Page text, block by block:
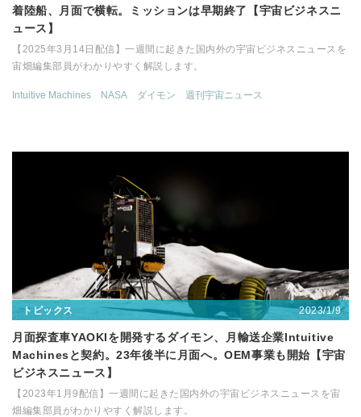
着陸船、月面で横転。ミッションは早期終了【宇宙ビジネスニ
ュース】
【2025年3月14日配信】一週間に起きた国内外の宇宙ビジネスニュースを
宙畑編集部員がわかりやすく解説します。
Intuitive Machines NASA ダイモン 週刊宇宙ニュース
トピックス 2023/1/9
月面探査車YAOKIを開発するダイモン、月輸送企業Intuitive
Machinesと契約。23年後半に月面へ。OEM事業も開始【宇宙
ビジネスニュース】
【2023年1月9配信】一週間に起きた国内外の宇宙ビジネスニュースを宙
畑編集部員がわかりやすく解説します。